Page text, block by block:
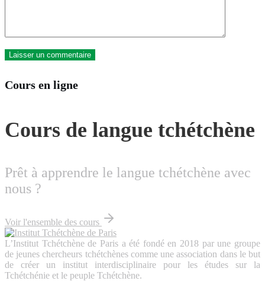
Cours en ligne
Cours de langue tchétchène
Prêt à apprendre le langue tchétchène avec
nous ?
Voir l'ensemble des cours
L’Institut Tchétchène de Paris a été fondé en 2018 par une groupe
de jeunes chercheurs tchétchènes comme une association dans le but
de créer un institut interdisciplinaire pour les études sur la
Tchétchénie et le peuple Tchétchène.